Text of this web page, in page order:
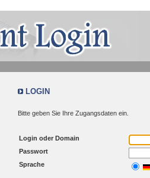
LOGIN
Bitte geben Sie Ihre Zugangsdaten ein.
Login oder Domain
Passwort
Sprache